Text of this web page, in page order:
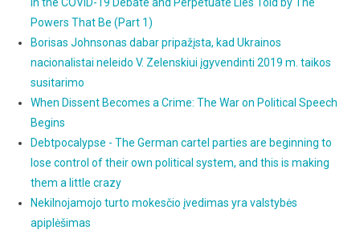
Powers That Be (Part 1)
Borisas Johnsonas dabar pripažįsta, kad Ukrainos
nacionalistai neleido V. Zelenskiui įgyvendinti 2019 m. taikos
susitarimo
When Dissent Becomes a Crime: The War on Political Speech
Begins
Debtpocalypse - The German cartel parties are beginning to
lose control of their own political system, and this is making
them a little crazy
Nekilnojamojo turto mokesčio įvedimas yra valstybės
apiplėšimas